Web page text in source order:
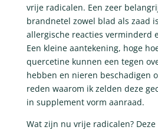
vrije radicalen. Een zeer
brandnetel zowel blad als zaad
allergische reacties verminderd
Een kleine aantekening, hoge
quercetine kunnen een tegen
hebben en nieren beschadigen
reden waarom ik zelden deze
in supplement vorm aanraad.
Wat zijn nu vrije radicalen?